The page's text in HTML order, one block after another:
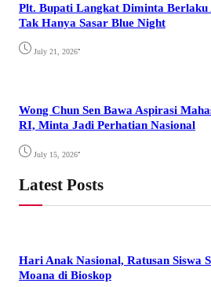
Plt. Bupati Langkat Diminta
Tak Hanya Sasar Blue Night
July 21, 2026•
Wong Chun Sen Bawa Aspirasi
RI, Minta Jadi Perhatian Nasional
July 15, 2026•
Latest Posts
Hari Anak Nasional, Ratusan Siswa
Moana di Bioskop